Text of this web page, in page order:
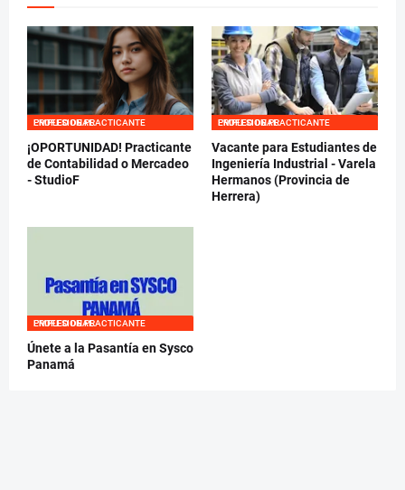
EMPLEO DE PRACTICANTE PROFESIONAL
¡OPORTUNIDAD! Practicante
de Contabilidad o Mercadeo
- StudioF
EMPLEO DE PRACTICANTE PROFESIONAL
Vacante para Estudiantes de
Ingeniería Industrial - Varela
Hermanos (Provincia de
Herrera)
EMPLEO DE PRACTICANTE PROFESIONAL
Únete a la Pasantía en Sysco
Panamá